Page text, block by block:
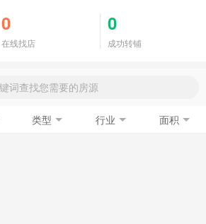
0
在线找店
0
成功转铺
类型 行业 面积